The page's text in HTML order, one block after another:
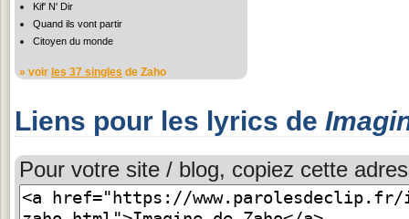
Kif' N' Dir
Quand ils vont partir
Citoyen du monde
» voir les 37 singles de Zaho
Liens pour les lyrics de
Pour votre site / blog, copiez cette